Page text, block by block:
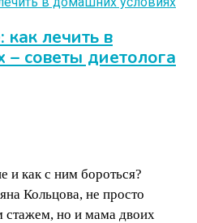
лечить в
– советы диетолога
и как с ним бороться?
Кольцова, не просто
стажем, но и мама двоих